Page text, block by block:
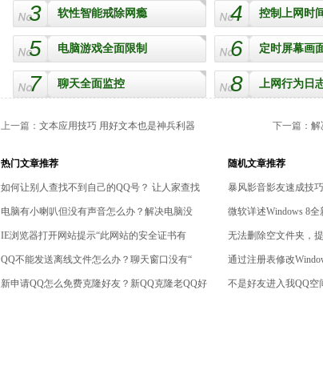
3 软性智能戒除网瘾 4 控制上网时
5 电脑游戏全面限制 6 定时屏幕画
7 聊天全面监控 8 上网行为日
上一篇： 文本应用技巧 用好文本也是神兵利器 下一篇： 解
热门文章推荐
如何让别人查找不到自己的QQ号？ 让人家查找
电脑有小喇叭但没有声音怎么办？解决电脑没
IE浏览器打开网站提示“此网站的安全证书有
QQ不能发送离线文件怎么办？聊天窗口没有“
新申请QQ怎么免费克隆好友？新QQ克隆老QQ好
随机文章推荐
暴风影音影友速成技
微软详述Windows 8
无法删除空文件夹，
通过注册表修改
不是好友进入我QQ空